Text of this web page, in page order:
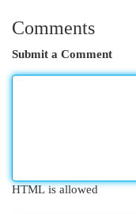
Comments
Submit a Comment
HTML is allowed